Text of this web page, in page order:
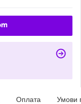
Оплата Умови